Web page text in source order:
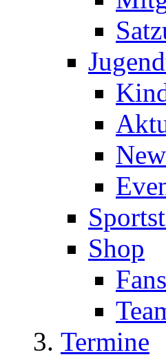
Shop
Termine